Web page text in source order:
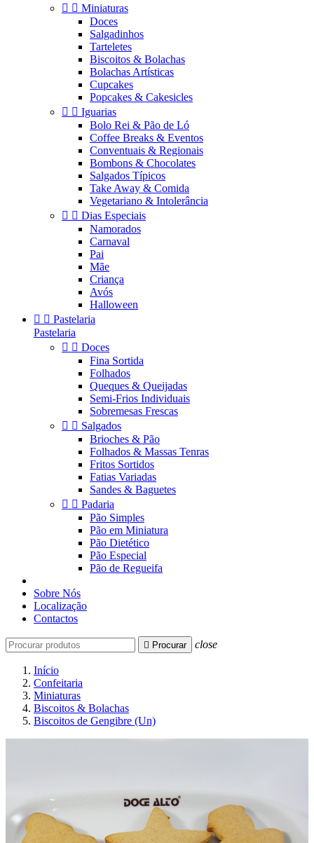
  Miniaturas
Doces
Salgadinhos
Tarteletes
Biscoitos & Bolachas
Bolachas Artísticas
Cupcakes
Popcakes & Cakesicles
  Iguarias
Bolo Rei & Pão de Ló
Coffee Breaks & Eventos
Conventuais & Regionais
Bombons & Chocolates
Salgados Típicos
Take Away & Comida
Vegetariano & Intolerância
  Dias Especiais
Namorados
Carnaval
Pai
Mãe
Criança
Avós
Halloween
  Pastelaria
Pastelaria
  Doces
Fina Sortida
Folhados
Queques & Queijadas
Semi-Frios Individuais
Sobremesas Frescas
  Salgados
Brioches & Pão
Folhados & Massas Tenras
Fritos Sortidos
Fatias Variadas
Sandes & Baguetes
  Padaria
Pão Simples
Pão em Miniatura
Pão Dietético
Pão Especial
Pão de Regueifa
Sobre Nós
Localização
Contactos
 Procurar close
Início
Confeitaria
Miniaturas
Biscoitos & Bolachas
Biscoitos de Gengibre (Un)